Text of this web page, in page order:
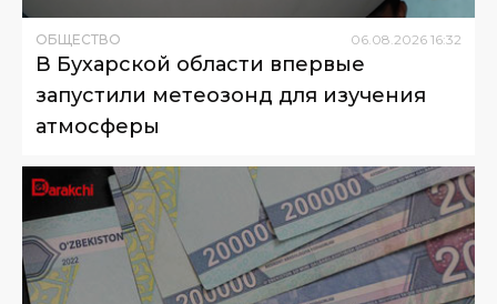
ОБЩЕСТВО 06.08.2026 16:32
В Бухарской области впервые
запустили метеозонд для изучения
атмосферы